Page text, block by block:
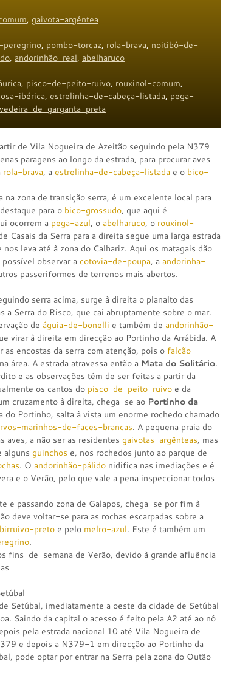
, gaivota-argêntea
peregrino, pombo-torcaz, rola-brava, noitibó-de-
, andorinhão-real, abelharuco
, pisco-de-peito-ruivo, rouxinol-comum,
ibérica, estrelinha-de-cabeça-listada, pega-
de-garganta-preta
de Vila Nogueira de Azeitão seguindo pela N379
paragens ao longo da estrada, para procurar aves
rola-brava, a estrelinha-de-cabeça-listada e o bico-
na zona de transição serra, é um excelente local para
para o bico-grossudo, que aqui é
ocorrem a pega-azul, o abelharuco, o rouxinol-
Casais da Serra para a direita segue uma larga estrada
leva até à zona do Calhariz. Aqui os matagais dão
observar a cotovia-de-poupa, a andorinha-
passeriformes de terrenos mais abertos.
serra acima, surge à direita o planalto das
a Serra do Risco, que cai abruptamente sobre o mar.
de águia-de-bonelli e também de andorinhão-
virar à direita em direcção ao Portinho da Arrábida. A
encostas da serra com atenção, pois o falcão-
área. A estrada atravessa então a Mata do Solitário.
e as observações têm de ser feitas a partir da
os cantos do pisco-de-peito-ruivo e da
cruzamento à direita, chega-se ao Portinho da
do Portinho, salta à vista um enorme rochedo chamado
marinhos-de-faces-brancas. A pequena praia do
aves, a não ser as residentes gaivotas-argênteas, mas
alguns guinchos e, nos rochedos junto ao parque de
. O andorinhão-pálido nidifica nas imediações e é
e o Verão, pelo que vale a pena inspeccionar todos
e passando zona de Galapos, chega-se por fim à
deve voltar-se para as rochas escarpadas sobre a
preto e pelo melro-azul. Este é também um
.
fins-de-semana de Verão, devido à grande afluência
Setúbal, imediatamente a oeste da cidade de Setúbal
Saindo da capital o acesso é feito pela A2 até ao nó
pela estrada nacional 10 até Vila Nogueira de
e depois a N379-1 em direcção ao Portinho da
pode optar por entrar na Serra pela zona do Outão